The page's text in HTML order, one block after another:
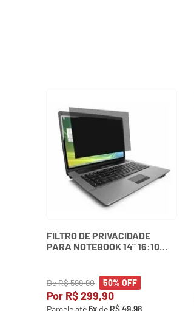
FILTRO DE PRIVACIDADE
PARA NOTEBOOK 14" 16:10
DeR$599,90 50% OFF
Por R$299,90
Parcele até6x de R$49,98